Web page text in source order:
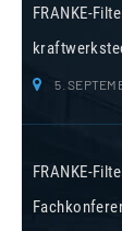
FRANKE-
5.
FRANKE-